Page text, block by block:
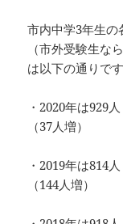
市内中学3年生の
（市外受験生な
は以下の通りです
・2020年は929人
（37人増）
・2019年は814人
（144人増）